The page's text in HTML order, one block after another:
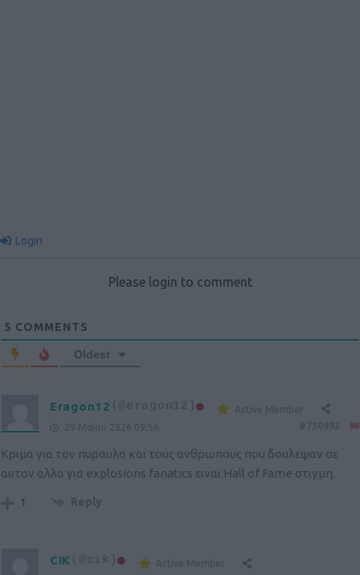
Login
Please login to comment
5 COMMENTS
Oldest
Eragon12 (@eragon12)
Active Member
29 Μαΐου 2026 09:56
Κριμα για τον πυραυλο και τους ανθρωπους που δουλεψαν σε
αυτον αλλα για explosions fanatics ειναι Hall of Fame στιγμη.
1 Reply
CIK (@cik)
Active Member